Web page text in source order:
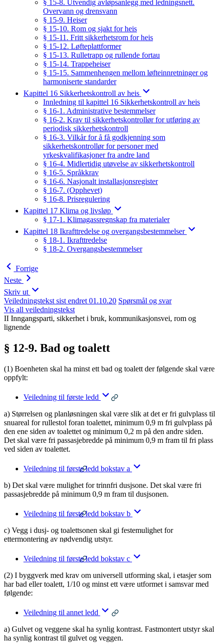
§ 15-8. Utvendig avløpsanlegg med ledningsnett.
Overvann og drensvann
§ 15-9. Heiser
§ 15-10. Rom og sjakt for heis
§ 15-11. Fritt sikkerhetsrom for heis
§ 15-12. Løfteplattformer
§ 15-13. Rulletrapp og rullende fortau
§ 15-14. Trappeheiser
§ 15-15. Sammenhengen mellom løfteinnretninger og
harmoniserte standarder
Kapittel 16 Sikkerhetskontroll av heis
Innledning til kapittel 16 Sikkerhetskontroll av heis
§ 16-1. Administrative bestemmelser
§ 16-2. Krav til sikkerhetskontrollør for utføring av
periodisk sikkerhetskontroll
§ 16-3. Vilkår for å få godkjenning som
sikkerhetskontrollør for personer med
yrkeskvalifikasjoner fra andre land
§ 16-4. Midlertidig utøvelse av sikkerhetskontroll
§ 16-5. Språkkrav
§ 16-6. Nasjonalt installasjonsregister
§ 16-7. (Opphevet)
§ 16-8. Prisregulering
Kapittel 17 Klima og livsløp
§ 17-1. Klimagassregnskap fra materialer
Kapittel 18 Ikrafttredelse og overgangsbestemmelser
§ 18-1. Ikrafttredelse
§ 18-2. Overgangsbestemmelser
Forrige
Neste
Skriv ut
Veiledningstekst sist endret 01.10.20 Spørsmål og svar
Vis all veiledningstekst
II Inngangsparti, sikkerhet i bruk, kommunikasjonsvei, rom og
lignende
§ 12-9. Bad og toalett
(1) Boenheten skal ha minst ett bad og toalett der følgende skal være
oppfylt:
Veiledning til første ledd
a) Størrelsen og planløsningen skal være slik at det er fri gulvplass til
snuareal for rullestol foran toalettet, minimum 0,9 m fri gulvplass på
den ene siden av toalettet og minimum 0,2 m på den andre siden.
Det skal være fri passasjebredde på minimum 0,9 m fram til fri plass
ved siden av toalettet.
Veiledning til første ledd bokstav a
b) Det skal være mulighet for trinnfri dusjsone. Det skal være fri
passasjebredde på minimum 0,9 m fram til dusjsonen.
Veiledning til første ledd bokstav b
c) Vegg i dusj- og toalettsonen skal gi festemulighet for
ettermontering av nødvendig utstyr.
Veiledning til første ledd bokstav c
(2) I byggverk med krav om universell utforming skal, i etasjer som
har bad eller toalett, 1/10 og minst ett være utformet i samsvar med
følgende:
Veiledning til annet ledd
a) Gulvet og veggene skal ha synlig kontrast. Fastmontert utstyr skal
ha synlig kontrast til gulvet og veggen.